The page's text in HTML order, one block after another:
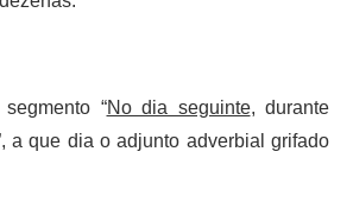
segmento “No dia seguinte, durante
a que dia o adjunto adverbial grifado